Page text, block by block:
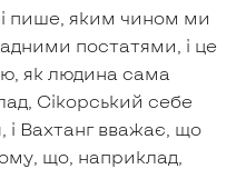
пише, яким чином ми
постатями, і це
як людина сама
Сікорський себе
і Вахтанг вважає, що
що, наприклад,